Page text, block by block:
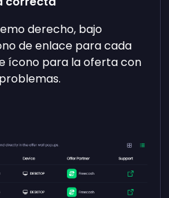
derecho, bajo
de enlace para cada
ícono para la oferta con